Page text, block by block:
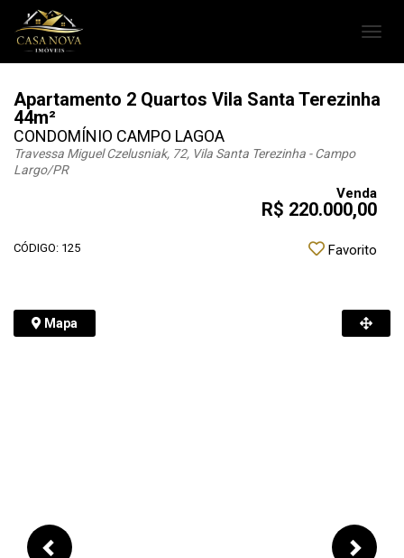
Apartamento 2 Quartos Vila Santa Terezinha
44m²
CONDOMÍNIO CAMPO LAGOA
Travessa Miguel Czelusniak, 72, Vila Santa Terezinha - Campo
Largo/PR
Venda
R$ 220.000,00
CÓDIGO: 125 Favorito
Mapa
Previous Next